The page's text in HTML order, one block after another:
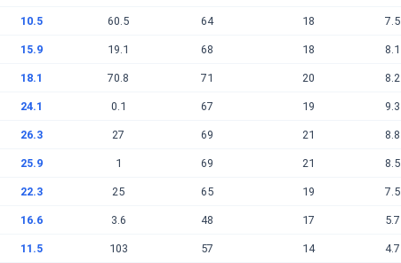
10.5 60.5 64 18 7.5
15.9 19.1 68 18 8.1
18.1 70.8 71 20 8.2
24.1 0.1 67 19 9.3
26.3 27 69 21 8.8
25.9 1 69 21 8.5
22.3 25 65 19 7.5
16.6 3.6 48 17 5.7
11.5 103 57 14 4.7